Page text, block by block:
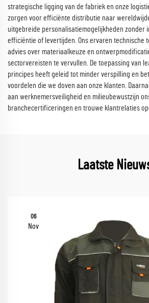
strategische ligging van de fabriek en onze
zorgen voor efficiënte distributie naar
uitgebreide personalisatiemogelijkheden zonder
efficiëntie of levertijden. Ons ervaren technische
advies over materiaalkeuze en
sectorvereisten te vervullen. De toepassing van
principes heeft geleid tot minder verspilling en
voordelen die we doven aan onze klanten.
aan werknemersveiligheid en milieubewustzijn
branchecertificeringen en trouwe klantrelaties
Laatste
06
Nov